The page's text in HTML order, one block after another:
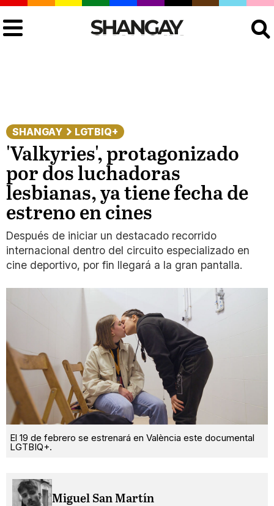
SHANGAY LGTBIQ+
'Valkyries', protagonizado
por dos luchadoras
lesbianas, ya tiene fecha de
estreno en cines
Después de iniciar un destacado recorrido
internacional dentro del circuito especializado en
cine deportivo, por fin llegará a la gran pantalla.
El 19 de febrero se estrenará en València este documental
LGTBIQ+.
Miguel San Martín